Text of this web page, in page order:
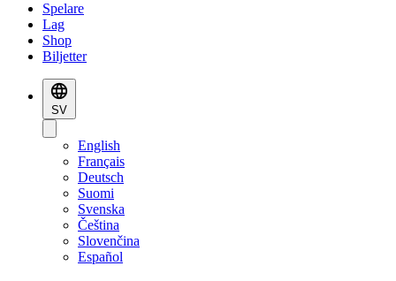
Spelare
Lag
Shop
Biljetter
SV
English
Français
Deutsch
Suomi
Svenska
Čeština
Slovenčina
Español